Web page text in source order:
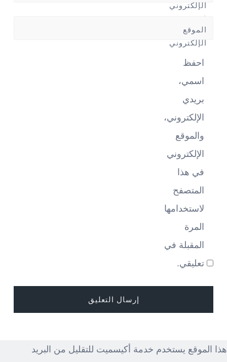
الإلكتروني
*
الموقع
الإلكتروني
احفظ
اسمي،
بريدي
الإلكتروني،
والموقع
الإلكتروني
في هذا
المتصفح
لاستخدامها
المرة
المقبلة في
تعليقي.
هذا الموقع يستخدم خدمة أكيسميت للتقليل من البريد